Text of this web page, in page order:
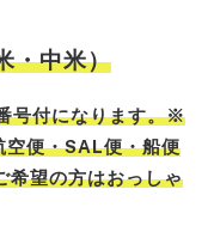
・中米）
号付になります。※
便・SAL便・船便
希望の方はおっしゃ